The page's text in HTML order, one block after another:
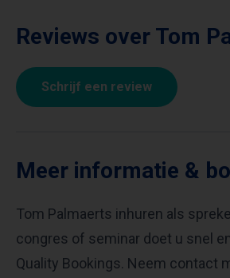
Reviews over Tom
Schrijf een review
Meer informatie &
Tom Palmaerts inhuren als
congres of seminar doet u snel
Quality Bookings. Neem contact